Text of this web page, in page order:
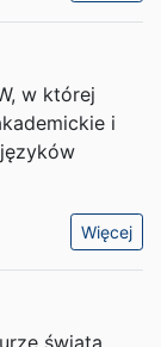
w której
i
Więcej
świata